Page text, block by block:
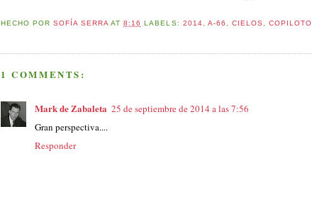
HECHO PORSOFÍA SERRAAT8:16 LABELS: 2014 A-66 CIELOS COPILOTO
1 COMMENTS:
Mark de Zabaleta 25 de septiembre de 2014 a las 7:56
Gran perspectiva....
Responder